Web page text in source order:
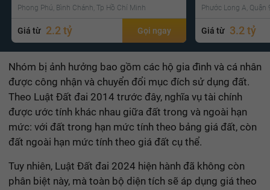
Phong Phú, Bình Chánh, Tp Hồ Chí Minh
Giá từ 2.2 tỷ Gọi ngay
Phước Long A, Quận
Giá từ 3.2 tỷ
Nhóm bị ảnh hưởng bao gồm các hộ gia đình và cá nhân
được công nhận và chuyển đổi mục đích sử dụng đất.
Theo Luật Đất đai 2014 trước đây, nghĩa vụ tài chính
được ước tính khác nhau giữa đất trong và ngoài hạn
mức: với đất trong hạn mức tính theo bảng giá đất, còn
đất ngoài hạn mức tính theo giá đất cụ thể.
Tuy nhiên, Luật Đất đai 2024 hiện hành đã không còn
phân biệt này, mà toàn bộ diện tích sẽ áp dụng giá theo